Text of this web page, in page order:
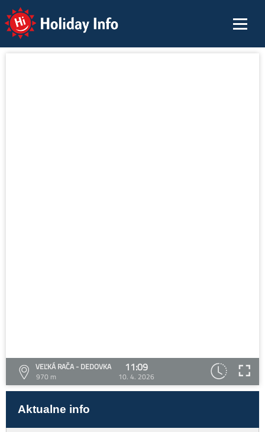
Holiday Info
VEĽKÁ RAČA - DEDOVKA
970 m
11:09
10. 4. 2026
Aktualne info